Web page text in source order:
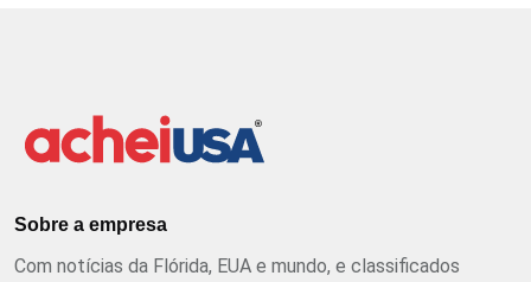
Sobre a empresa
Com notícias da Flórida, EUA e mundo, e classificados